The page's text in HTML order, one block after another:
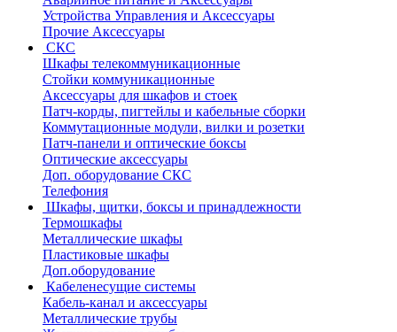
Устройства Управления и Аксессуары
Прочие Аксессуары
СКС
Шкафы телекоммуникационные
Стойки коммуникационные
Аксессуары для шкафов и стоек
Патч-корды, пигтейлы и кабельные сборки
Коммутационные модули, вилки и розетки
Патч-панели и оптические боксы
Оптические аксессуары
Доп. оборудование СКС
Телефония
Шкафы, щитки, боксы и принадлежности
Термошкафы
Металлические шкафы
Пластиковые шкафы
Доп.оборудование
Кабеленесущие системы
Кабель-канал и аксессуары
Металлические трубы